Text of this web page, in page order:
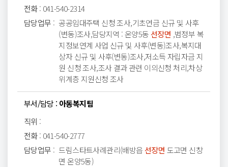
전화: 041-540-2314
담당업무 : 공공임대주택 신청 조사,기초연금 신규 및 사후
(변동)조사,담당지역 : 온양5동선장면 ,범정부 복
지정보연계 사업 신규 및 사후(변동)조사,복지대
상자 신규 및 사후(변동)조사,저소득 자립자금 지
원 신청 조사,조사 결과 관련 이의신청 처리,차상
위계층 지원신청 조사
부서/담당 : 아동복지팀
직위 :
전화: 041-540-2777
담당업무 : 드림스타트사례관리(배방읍선장면 도고면 신창
면 온양5동)